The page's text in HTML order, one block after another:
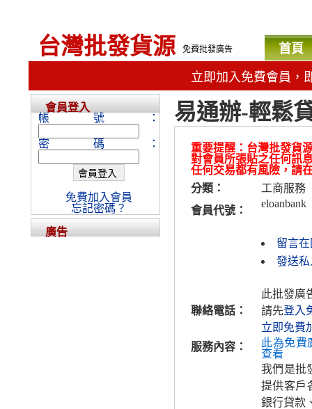
台灣批發貨源 免費批發廣告 首頁
立即加入免費會員，
易通辦-輕鬆
重要提醒：台灣批發貨
對會員所張貼之任何訊
任何交易都有風險，請
分類：
工商服務
會員代號：
eloanbank
留言
發送私
聯絡電話：
此批發廣
請先登入
立即免費
服務內容：
此為免費
查看
我們是批
提供客戶
銀行貸款
會員登入
帳號：
密碼：
免費加入會員
忘記密碼？
廣告